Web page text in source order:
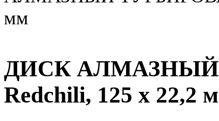
мм
ДИСК
Redchili, 125 х 22,2